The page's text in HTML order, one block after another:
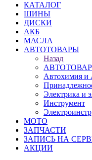
КАТАЛОГ
ШИНЫ
ДИСКИ
АКБ
МАСЛА
АВТОТОВАРЫ
Назад
Автохимия и
Электрика и
Инструмент
МОТО
ЗАПЧАСТИ
ЗАПИСЬ НА
АКЦИИ